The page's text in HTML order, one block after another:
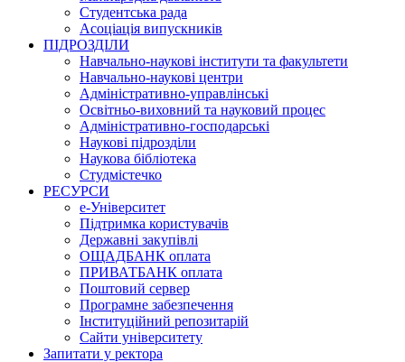
Студентська рада
Асоціація випускників
ПІДРОЗДІЛИ
Навчально-наукові інститути та факультети
Навчально-наукові центри
Адміністративно-управлінські
Освітньо-виховний та науковий процес
Адміністративно-господарські
Наукові підрозділи
Наукова бібліотека
Студмістечко
РЕСУРСИ
е-Університет
Підтримка користувачів
Державні закупівлі
ОЩАДБАНК оплата
ПРИВАТБАНК оплата
Поштовий сервер
Програмне забезпечення
Інституційний репозитарій
Сайти університету
Запитати у ректора